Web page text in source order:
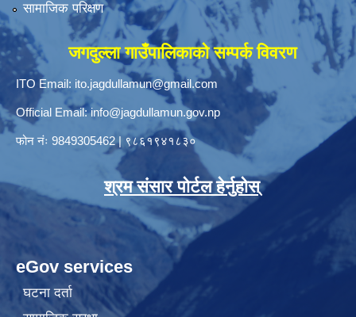
सामाजिक परिक्षण
जगदुल्ला गाउँपालिकाको सम्पर्क विवरण
ITO Email: ito.jagdullamun@gmail.com
Official Email:info@jagdullamun.gov.np
फोन नंः 9849305462| ९८६१९४१८३०
श्रम संसार पोर्टल हेर्नुहोस्
eGov services
घटना दर्ता